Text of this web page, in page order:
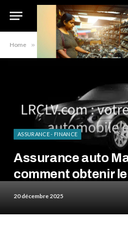
Home » Assurance - Finance » Assurance
ASSURANCE - FINANCE
Assurance auto
comment obtenir
20 décembre 2025